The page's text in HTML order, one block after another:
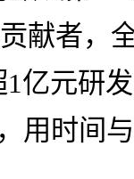
献者，
亿元研
用时间